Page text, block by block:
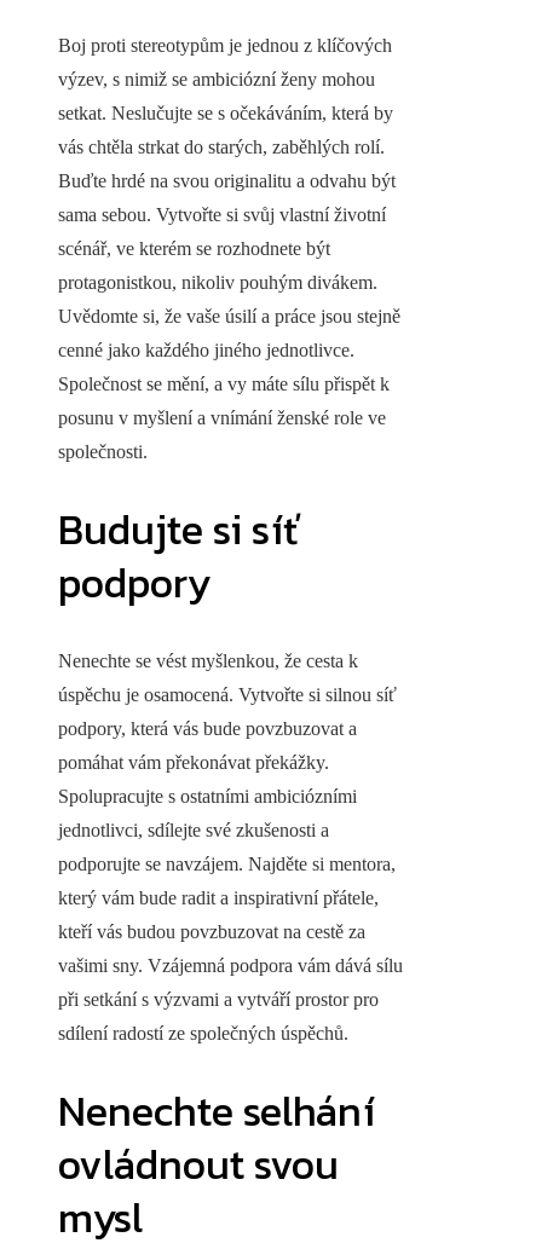
Boj proti stereotypům je jednou z klíčových
výzev, s nimiž se ambiciózní ženy mohou
setkat. Neslučujte se s očekáváním, která by
vás chtěla strkat do starých, zaběhlých rolí.
Buďte hrdé na svou originalitu a odvahu být
sama sebou. Vytvořte si svůj vlastní životní
scénář, ve kterém se rozhodnete být
protagonistkou, nikoliv pouhým divákem.
Uvědomte si, že vaše úsilí a práce jsou stejně
cenné jako každého jiného jednotlivce.
Společnost se mění, a vy máte sílu přispět k
posunu v myšlení a vnímání ženské role ve
společnosti.
Budujte si síť
podpory
Nenechte se vést myšlenkou, že cesta k
úspěchu je osamocená. Vytvořte si silnou síť
podpory, která vás bude povzbuzovat a
pomáhat vám překonávat překážky.
Spolupracujte s ostatními ambiciózními
jednotlivci, sdílejte své zkušenosti a
podporujte se navzájem. Najděte si mentora,
který vám bude radit a inspirativní přátele,
kteří vás budou povzbuzovat na cestě za
vašimi sny. Vzájemná podpora vám dává sílu
při setkání s výzvami a vytváří prostor pro
sdílení radostí ze společných úspěchů.
Nenechte selhání
ovládnout svou
mysl